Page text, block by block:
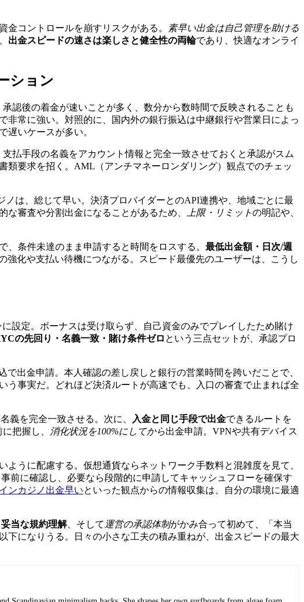
コントロールを崩すリスクがある。
素早い出金は自己管理を助ける
出金スピードの速さは楽しさと健全性の両輪であり、快適なオンライ
ション
承認後の着金が速いことが多く、数分から数時間で反映されることも
常に強い。対照的に、国内外の銀行振込は中継銀行や営業日によっ
遅いケースが多い。
払手段の名義をアカウント情報と完全一致させておくと承認がスム
類要求を招く。AML（アンチマネーロンダリング）観点でのチェッ
は、総じて早い。決済プロバイダーとのAPI連携や、地域ごとに最
審査や分割出金になることがあるため、
上限・リミットの明記や、
条件未達のまま申請すると時間をロスする。 最低出金額・日次/週
化や支払い待機につながる。スピード最優先のユーザーは、こうし
設定。ボーナスは受け取らず、自己資金のみでプレイしたため賭け
の先回り・名義一致・賭け条件ゼロ という三点セットが、承認プロ
出金申請。本人確認の差し戻しと銀行の営業時間を跨いだことで、
う事実だ。どれほど決済ルートが高速でも、入口の審査で止まれば全
義を完全一致させる。次に、 入金と同じ手段で出金できるルートを
把握し、
消化状況を100%にしてから出金申請。VPNや共有デバイス
うに配慮する。仮想通貨ならネットワーク手数料と混雑度を見て、
前に確認し、必要なら段階的に申請してキャッシュフローを確保す
ンカジノ出金早いといった観点からの情報収集は、自分の環境に最適
妥当な規約理解、そして 運営の承認体制がかみ合って初めて、「本当
になりうる。日々の小さな工夫の積み重ねが、出金スピードの最大